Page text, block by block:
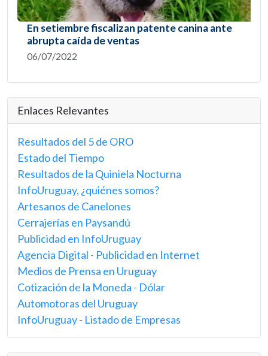
En setiembre fiscalizan patente canina ante
abrupta caída de ventas
06/07/2022
Enlaces Relevantes
Resultados del 5 de ORO
Estado del Tiempo
Resultados de la Quiniela Nocturna
InfoUruguay, ¿quiénes somos?
Artesanos de Canelones
Cerrajerías en Paysandú
Publicidad en InfoUruguay
Agencia Digital - Publicidad en Internet
Medios de Prensa en Uruguay
Cotización de la Moneda - Dólar
Automotoras del Uruguay
InfoUruguay - Listado de Empresas